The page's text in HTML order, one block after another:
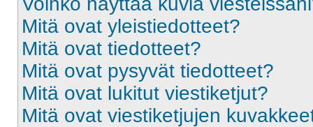
Mitä ovat yleistiedotteet?
Mitä ovat tiedotteet?
Mitä ovat pysyvät tiedotteet?
Mitä ovat lukitut viestiketjut?
Mitä ovat viestiketjujen